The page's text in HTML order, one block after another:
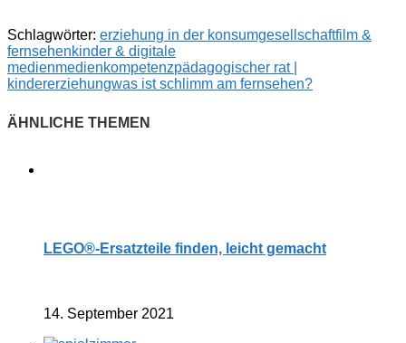
Schlagwörter: erziehung in der konsumgesellschaftfilm &
fernsehenkinder & digitale
medienmedienkompetenzpädagogischer rat |
kindererziehungwas ist schlimm am fernsehen?
LEGO®-Ersatzteile finden, leicht gemacht
14. September 2021